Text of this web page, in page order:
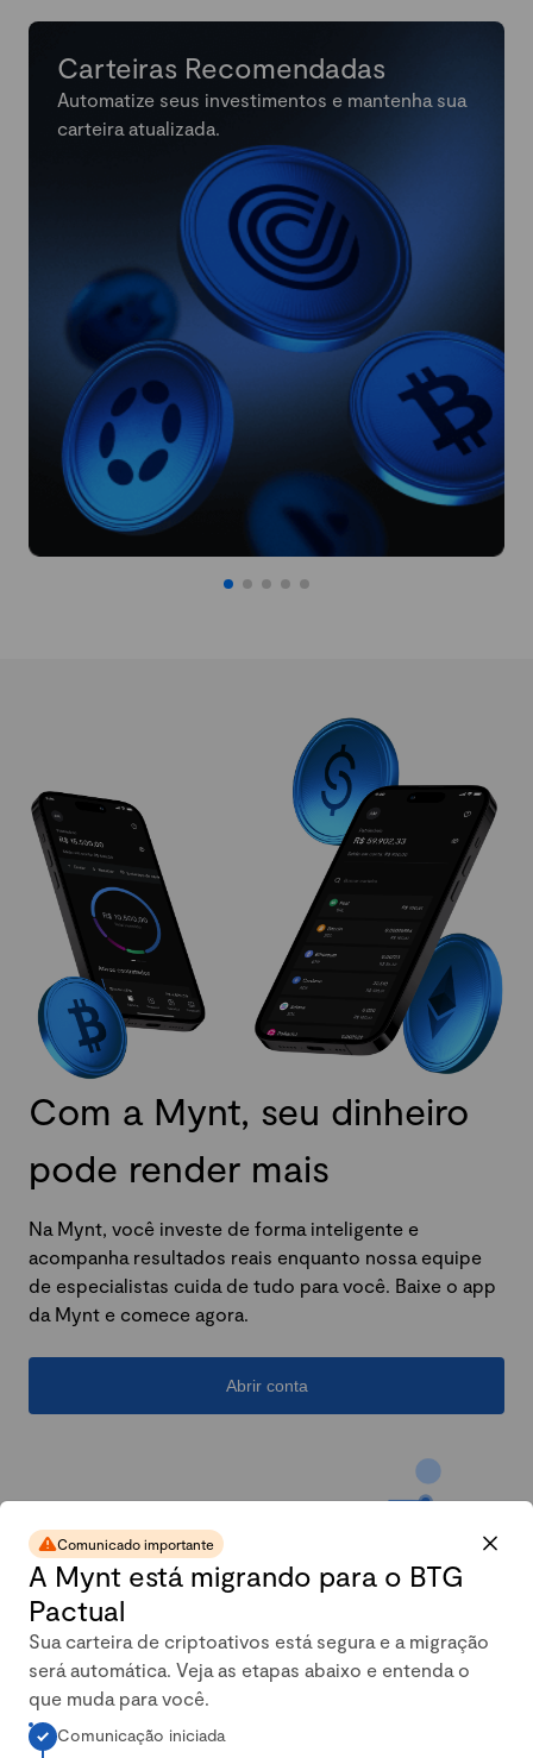
Carteiras Recomendadas
Automatize seus investimentos e mantenha sua
carteira atualizada.
Com a Mynt, seu dinheiro
pode render mais
Na Mynt, você investe de forma inteligente e
acompanha resultados reais enquanto nossa equipe
de especialistas cuida de tudo para você. Baixe o app
da Mynt e comece agora.
Abrir conta
A carteira conservadora da
Comunicado importante
A Mynt está migrando para o BTG
Pactual
Sua carteira de criptoativos está segura e a migração
será automática. Veja as etapas abaixo e entenda o
que muda para você.
Comunicação iniciada